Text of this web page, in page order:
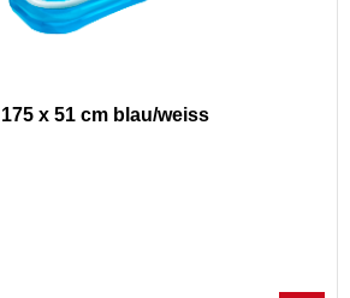
x 51 cm blau/weiss